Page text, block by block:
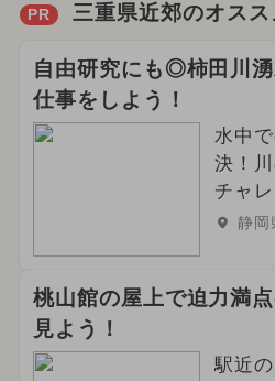
PR 三重県近郊のオスス
自由研究にも◎柿田川
仕事をしよう！
水中
決！
チャ
静岡
桃山館の屋上で迫力満
見よう！
駅近